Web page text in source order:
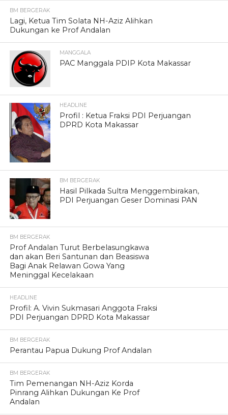
BM BERGERAK
Lagi, Ketua Tim Solata NH-Aziz Alihkan
Dukungan ke Prof Andalan
MANGGALA
PAC Manggala PDIP Kota Makassar
HEADLINE
Profil : Ketua Fraksi PDI Perjuangan
DPRD Kota Makassar
BM BERGERAK
Hasil Pilkada Sultra Menggembirakan,
PDI Perjuangan Geser Dominasi PAN
BM BERGERAK
Prof Andalan Turut Berbelasungkawa
dan akan Beri Santunan dan Beasiswa
Bagi Anak Relawan Gowa Yang
Meninggal Kecelakaan
HEADLINE
Profil: A. Vivin Sukmasari Anggota Fraksi
PDI Perjuangan DPRD Kota Makassar
BM BERGERAK
Perantau Papua Dukung Prof Andalan
BM BERGERAK
Tim Pemenangan NH-Aziz Korda
Pinrang Alihkan Dukungan Ke Prof
Andalan